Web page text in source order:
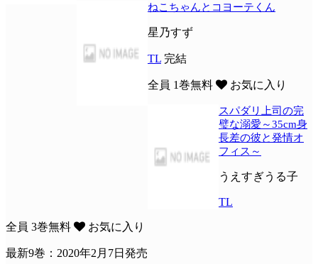
ねこちゃんとコヨーテくん
星乃すず
TL 完結
全員 1巻無料 お気に入り
スパダリ上司の完
璧な溺愛～35cm身
長差の彼と発情オ
フィス～
うえすぎうる子
TL
全員 3巻無料 お気に入り
最新9巻：2020年2月7日発売